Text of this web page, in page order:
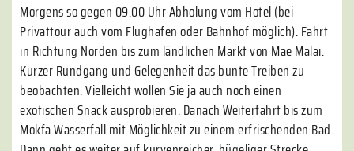
Morgens so gegen 09.00 Uhr Abholung vom Hotel (bei
Privattour auch vom Flughafen oder Bahnhof möglich). Fahrt
in Richtung Norden bis zum ländlichen Markt von Mae Malai.
Kurzer Rundgang und Gelegenheit das bunte Treiben zu
beobachten. Vielleicht wollen Sie ja auch noch einen
exotischen Snack ausprobieren. Danach Weiterfahrt bis zum
Mokfa Wasserfall mit Möglichkeit zu einem erfrischenden Bad.